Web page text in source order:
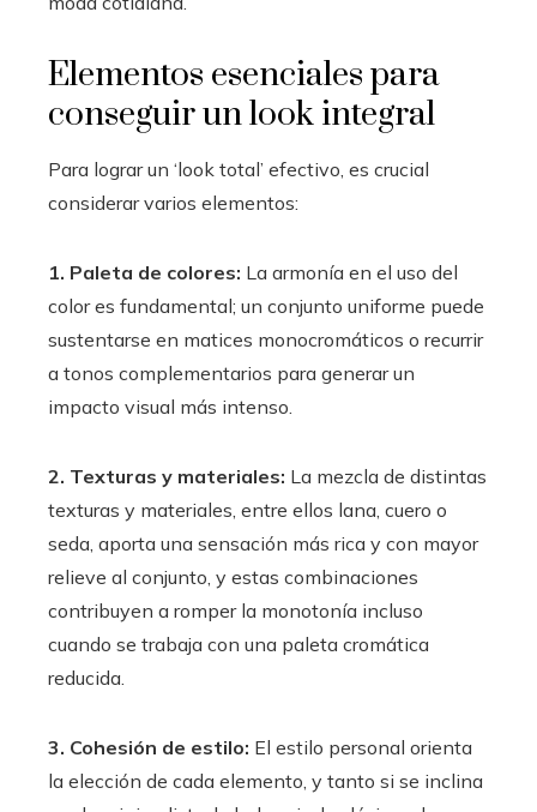
Elementos esenciales para
conseguir un look integral
Para lograr un ‘look total’ efectivo, es crucial
considerar varios elementos:
1. Paleta de colores: La armonía en el uso del
color es fundamental; un conjunto uniforme puede
sustentarse en matices monocromáticos o recurrir
a tonos complementarios para generar un
impacto visual más intenso.
2. Texturas y materiales: La mezcla de distintas
texturas y materiales, entre ellos lana, cuero o
seda, aporta una sensación más rica y con mayor
relieve al conjunto, y estas combinaciones
contribuyen a romper la monotonía incluso
cuando se trabaja con una paleta cromática
reducida.
3. Cohesión de estilo: El estilo personal orienta
la elección de cada elemento, y tanto si se inclina